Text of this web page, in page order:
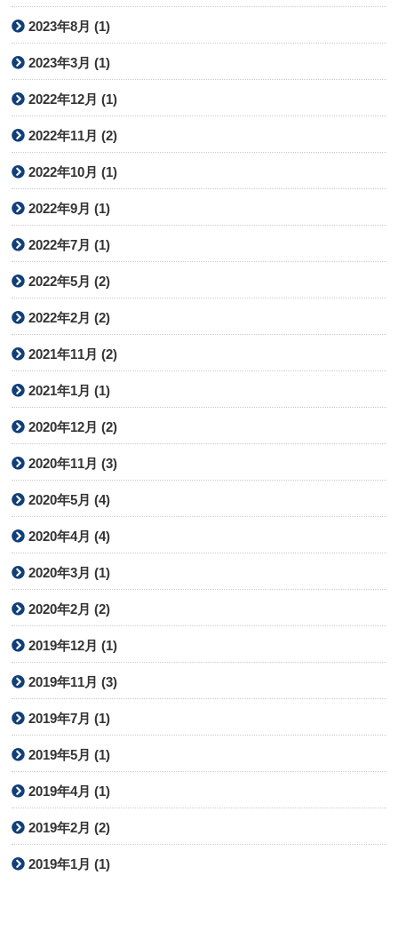
2023年8月 (1)
2023年3月 (1)
2022年12月 (1)
2022年11月 (2)
2022年10月 (1)
2022年9月 (1)
2022年7月 (1)
2022年5月 (2)
2022年2月 (2)
2021年11月 (2)
2021年1月 (1)
2020年12月 (2)
2020年11月 (3)
2020年5月 (4)
2020年4月 (4)
2020年3月 (1)
2020年2月 (2)
2019年12月 (1)
2019年11月 (3)
2019年7月 (1)
2019年5月 (1)
2019年4月 (1)
2019年2月 (2)
2019年1月 (1)